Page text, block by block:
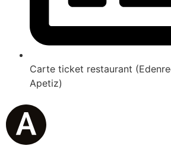
Carte ticket restaurant
Apetiz)